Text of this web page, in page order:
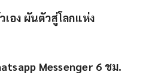
อง ผันตัวสู่โลกแห่ง
Messenger 6 ชม.